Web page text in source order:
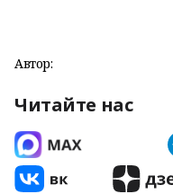
Автор:
Читайте нас